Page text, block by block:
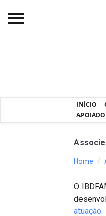
INÍCIO
Processos - IBDFAM
Home
O
atuação.